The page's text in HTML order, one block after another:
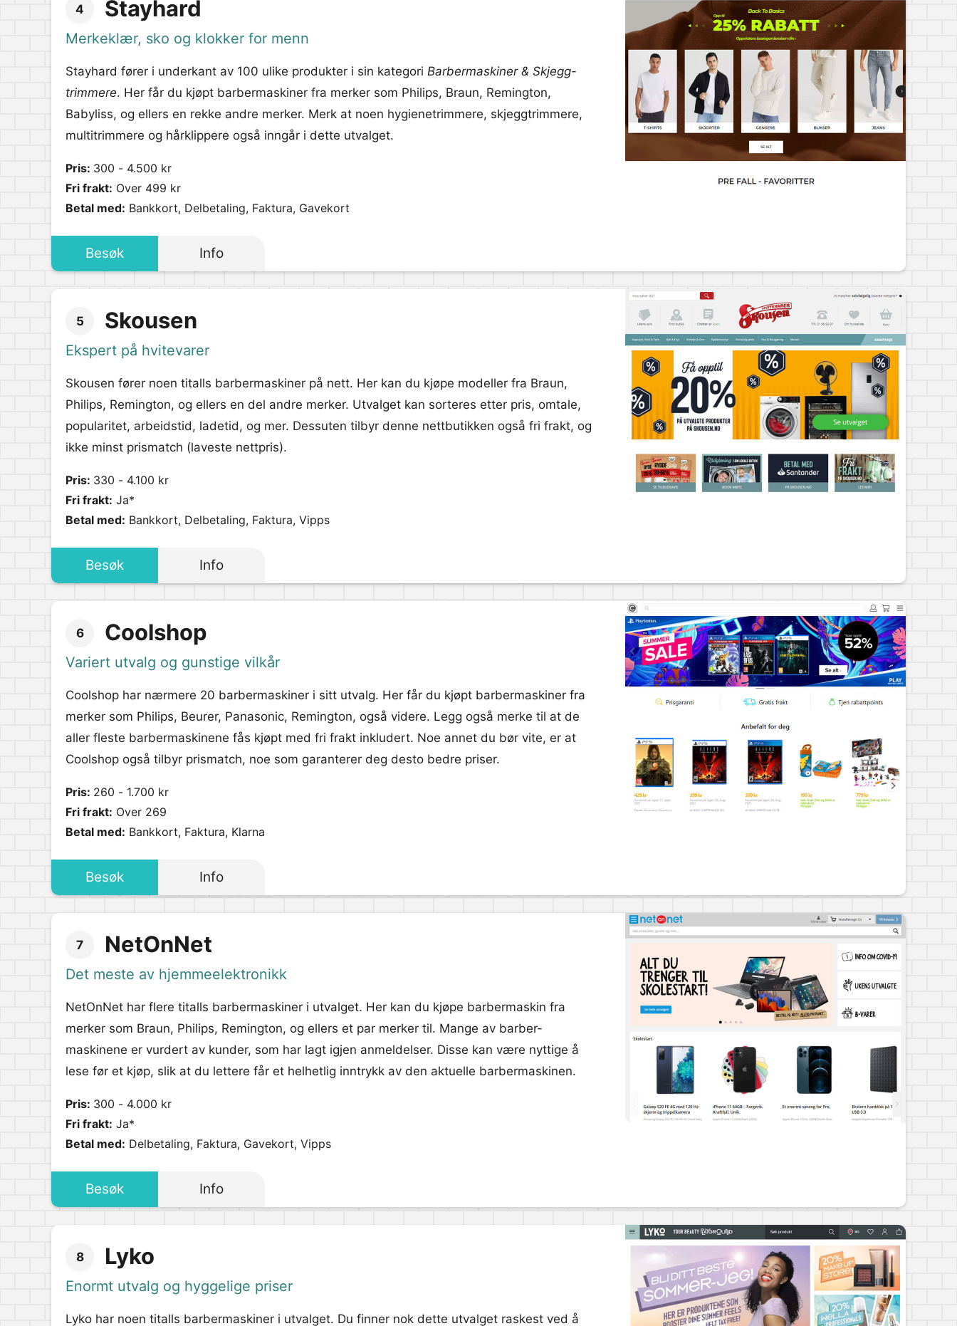
4 Stayhard
Merkeklær, sko og klokker for menn
Stayhard fører i underkant av 100 ulike produkter i sin kategori Barbermaskiner & Skjegg-
trimmere. Her får du kjøpt barbermaskiner fra merker som Philips, Braun, Remington,
Babyliss, og ellers en rekke andre merker. Merk at noen hygienetrimmere, skjeggtrimmere,
multitrimmere og hårklippere også inngår i dette utvalget.
Pris: 300 - 4.500 kr
Fri frakt: Over 499 kr
Betal med: Bankkort, Delbetaling, Faktura, Gavekort
Besøk Info
5 Skousen
Ekspert på hvitevarer
Skousen fører noen titalls barbermaskiner på nett. Her kan du kjøpe modeller fra Braun,
Philips, Remington, og ellers en del andre merker. Utvalget kan sorteres etter pris, omtale,
popularitet, arbeidstid, ladetid, og mer. Dessuten tilbyr denne nettbutikken også fri frakt, og
ikke minst prismatch (laveste nettpris).
Pris: 330 - 4.100 kr
Fri frakt: Ja*
Betal med: Bankkort, Delbetaling, Faktura, Vipps
Besøk Info
6 Coolshop
Variert utvalg og gunstige vilkår
Coolshop har nærmere 20 barbermaskiner i sitt utvalg. Her får du kjøpt barbermaskiner fra
merker som Philips, Beurer, Panasonic, Remington, også videre. Legg også merke til at de
aller fleste barbermaskinene fås kjøpt med fri frakt inkludert. Noe annet du bør vite, er at
Coolshop også tilbyr prismatch, noe som garanterer deg desto bedre priser.
Pris: 260 - 1.700 kr
Fri frakt: Over 269
Betal med: Bankkort, Faktura, Klarna
Besøk Info
7 NetOnNet
Det meste av hjemmeelektronikk
NetOnNet har flere titalls barbermaskiner i utvalget. Her kan du kjøpe barbermaskin fra
merker som Braun, Philips, Remington, og ellers et par merker til. Mange av barber-
maskinene er vurdert av kunder, som har lagt igjen anmeldelser. Disse kan være nyttige å
lese før et kjøp, slik at du lettere får et helhetlig inntrykk av den aktuelle barbermaskinen.
Pris: 300 - 4.000 kr
Fri frakt: Ja*
Betal med: Delbetaling, Faktura, Gavekort, Vipps
Besøk Info
8 Lyko
Enormt utvalg og hyggelige priser
Lyko har noen titalls barbermaskiner i utvalget. Du finner nok dette utvalget raskest ved å